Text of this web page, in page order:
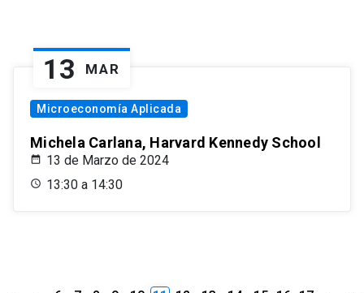
13 MAR
Microeconomía Aplicada
Michela Carlana, Harvard Kennedy School
13 de Marzo de 2024
13:30 a 14:30